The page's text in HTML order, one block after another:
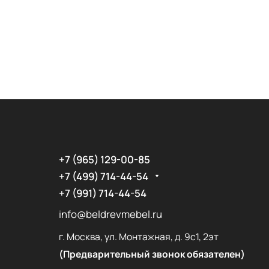
+7 (965) 129-00-85
+7 (499) 714-44-54
+7 (991) 714-44-54
info@beldrevmebel.ru
г. Москва, ул. Монтажная, д. 9с1, 2эт
(Предварительный звонок обязателен)